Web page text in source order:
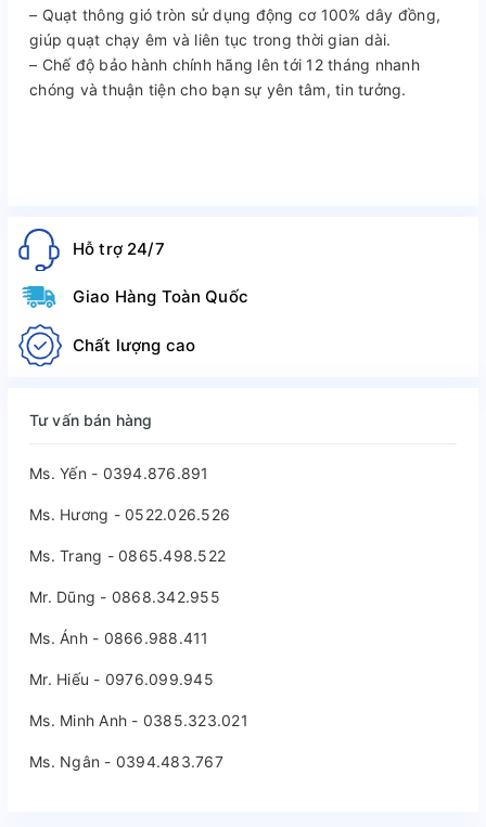
– Quạt thông gió tròn sử dụng động cơ 100% dây đồng,
giúp quạt chạy êm và liên tục trong thời gian dài.
– Chế độ bảo hành chính hãng lên tới 12 tháng nhanh
chóng và thuận tiện cho bạn sự yên tâm, tin tưởng.
Hỗ trợ 24/7
Giao Hàng Toàn Quốc
Chất lượng cao
Tư vấn bán hàng
Ms. Yến - 0394.876.891
Ms. Hương - 0522.026.526
Ms. Trang - 0865.498.522
Mr. Dũng - 0868.342.955
Ms. Ánh - 0866.988.411
Mr. Hiếu - 0976.099.945
Ms. Minh Anh - 0385.323.021
Ms. Ngân - 0394.483.767